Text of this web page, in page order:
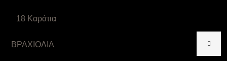
18 Καράτια
ΒΡΑΧΙΟΛΙΑ